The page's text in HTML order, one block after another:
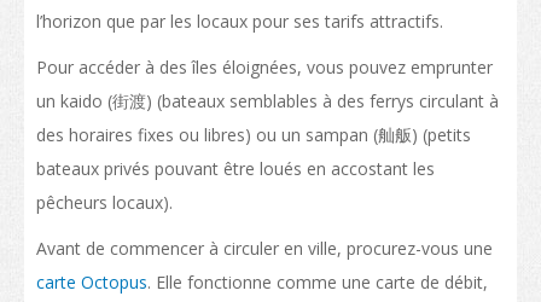
Travailler à Hong Kong
l’horizon que par les locaux pour ses tarifs attractifs.
Pour accéder à des îles éloignées, vous pouvez emprunter
un kaido (街渡) (bateaux semblables à des ferrys circulant à
des horaires fixes ou libres) ou un sampan (舢舨) (petits
bateaux privés pouvant être loués en accostant les
pêcheurs locaux).
Avant de commencer à circuler en ville, procurez-vous une
carte Octopus. Elle fonctionne comme une carte de débit,